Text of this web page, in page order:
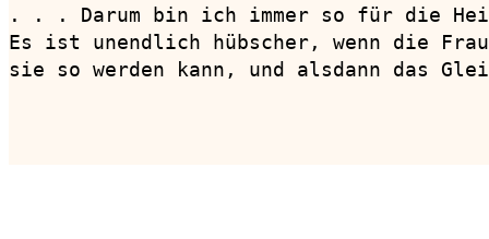
. . . Darum bin ich immer so für die
Es ist unendlich hübscher, wenn die
sie so werden kann, und alsdann das